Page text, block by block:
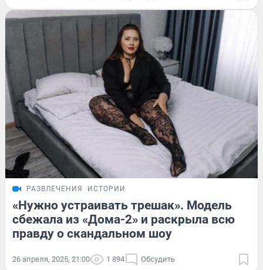
РАЗВЛЕЧЕНИЯ ИСТОРИИ
«Нужно устраивать трешак». Модель
сбежала из «Дома-2» и раскрыла всю
правду о скандальном шоу
26 апреля, 2025, 21:00 1 894 Обсудить